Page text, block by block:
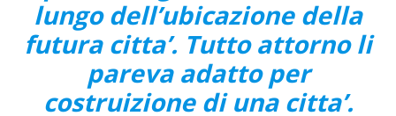
lungo dell’ubicazione della
futura citta’. Tutto attorno li
pareva adatto per
costruizione di una citta’.